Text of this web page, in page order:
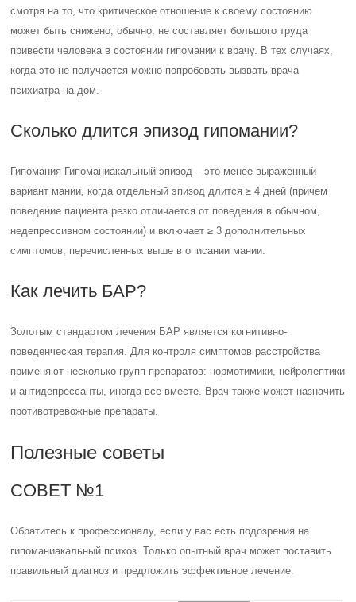
смотря на то, что критическое отношение к своему состоянию
может быть снижено, обычно, не составляет большого труда
привести человека в состоянии гипомании к врачу. В тех случаях,
когда это не получается можно попробовать вызвать врача
психиатра на дом.
Сколько длится эпизод гипомании?
Гипомания Гипоманиакальный эпизод – это менее выраженный
вариант мании, когда отдельный эпизод длится ≥ 4 дней (причем
поведение пациента резко отличается от поведения в обычном,
недепрессивном состоянии) и включает ≥ 3 дополнительных
симптомов, перечисленных выше в описании мании.
Как лечить БАР?
Золотым стандартом лечения БАР является когнитивно-
поведенческая терапия. Для контроля симптомов расстройства
применяют несколько групп препаратов: нормотимики, нейролептики
и антидепрессанты, иногда все вместе. Врач также может назначить
противотревожные препараты.
Полезные советы
СОВЕТ №1
Обратитесь к профессионалу, если у вас есть подозрения на
гипоманиакальный психоз. Только опытный врач может поставить
правильный диагноз и предложить эффективное лечение.